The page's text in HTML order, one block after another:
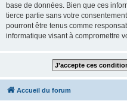
base de données. Bien que ces
tierce partie sans votre
pourront être tenus comme
informatique visant à compromettre
Accueil du forum